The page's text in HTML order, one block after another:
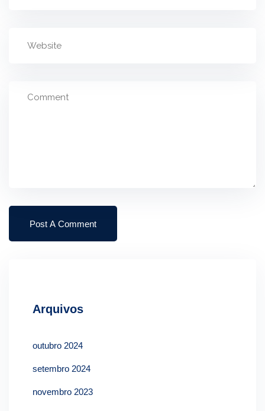
Arquivos
outubro 2024
setembro 2024
novembro 2023